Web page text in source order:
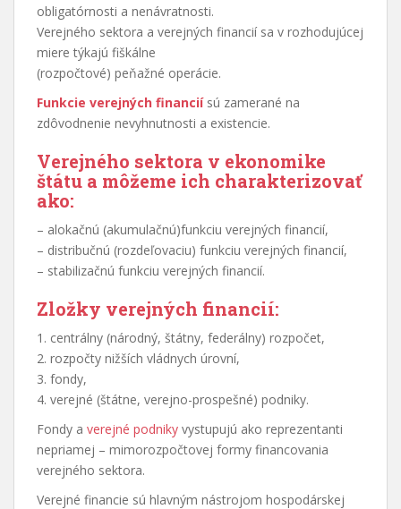
obligatórnosti a nenávratnosti.
Verejného sektora a verejných financií sa v rozhodujúcej
miere týkajú fiškálne
(rozpočtové) peňažné operácie.
Funkcie verejných financiísú zamerané na
zdôvodnenie nevyhnutnosti a existencie.
Verejného sektora v ekonomike
štátu a môžeme ich charakterizovať
ako:
– alokačnú (akumulačnú)funkciu verejných financií,
– distribučnú (rozdeľovaciu) funkciu verejných financií,
– stabilizačnú funkciu verejných financií.
Zložky verejných financií:
1. centrálny (národný, štátny, federálny) rozpočet,
2. rozpočty nižších vládnych úrovní,
3. fondy,
4. verejné (štátne, verejno-prospešné) podniky.
Fondy a verejné podniky vystupujú ako reprezentanti
nepriamej – mimorozpočtovej formy financovania
verejného sektora.
Verejné financie sú hlavným nástrojom hospodárskej